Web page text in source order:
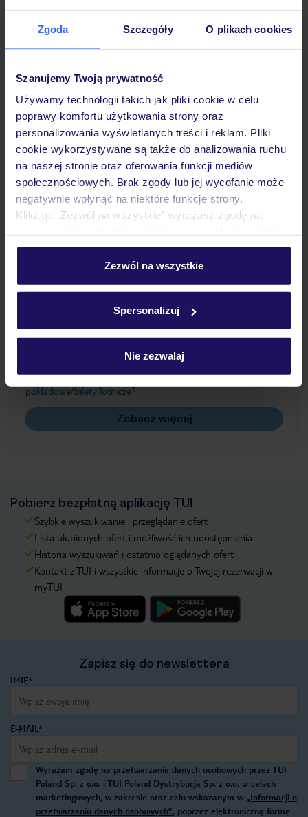
Zgoda Szczegóły O plikach cookies
Szanujemy Twoją prywatność
Używamy technologii takich jak pliki cookie w celu
poprawy komfortu użytkowania strony oraz
personalizowania wyświetlanych treści i reklam. Pliki
cookie wykorzystywane są także do analizowania ruchu
na naszej stronie oraz oferowania funkcji mediów
społecznościowych. Brak zgody lub jej wycofanie może
negatywnie wpłynąć na niektóre funkcje strony.
Klikając „Zezwól na wszystkie” wyrażasz zgodę na
personalizować swój wybór wchodząc w zakładkę
Szczegółowe informacje o plikach cookie znajdziesz
Zezwól na wszystkie
Spersonalizuj
Nie zezwalaj
Pokoje
Wyżywienie
Atrakcje
Ważne informacje
Czy w Hotelu będzie przedstawiciel TUI?
pokładowe/bilety lotnicze?
Zobacz więcej
Pobierz bezpłatną aplikację TUI
Szybkie wyszukiwanie i przeglądanie ofert
Lista ulubionych ofert i możliwość ich udostępniania
Historia wyszukiwań i ostatnio oglądanych ofert
Kontakt z TUI i wszystkie informacje o Twojej rezerwacji w
myTUI
Zapisz się do newslettera
IMIĘ*
E-MAIL*
Wyrażam zgodę na przetwarzanie danych osobowych przez TUI
Poland Sp. z o.o. i TUI Poland Dystrybucja Sp. z o.o. w celach
marketingowych, w zakresie oraz celu wskazanym w „Informacji o
przetwarzaniu danych osobowych”, poprzez elektroniczną formę